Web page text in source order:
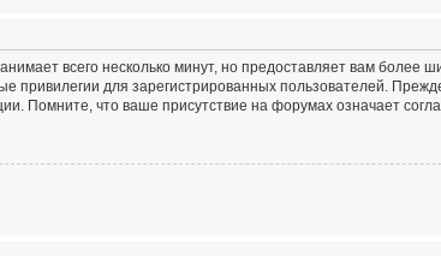
всего несколько минут, но предоставляет вам более
для зарегистрированных пользователей.
Помните, что ваше присутствие на форумах означает